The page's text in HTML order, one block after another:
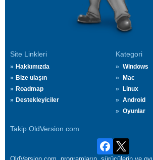
Site Linkleri
Hakkımızda
Bize ulaşın
Roadmap
Destekleyiciler
Kategori
Windows
Mac
Linux
Android
Oyunlar
Takip OldVersion.com